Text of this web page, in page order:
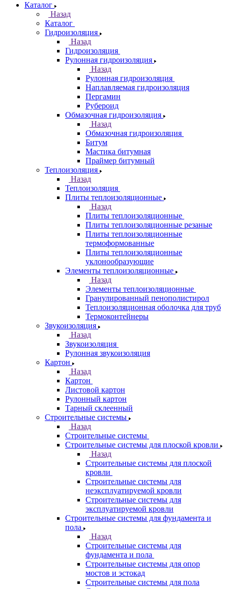
Каталог
Назад
Каталог
Гидроизоляция
Назад
Гидроизоляция
Рулонная гидроизоляция
Назад
Рулонная гидроизоляция
Наплавляемая гидроизоляция
Пергамин
Рубероид
Обмазочная гидроизоляция
Назад
Обмазочная гидроизоляция
Битум
Мастика битумная
Праймер битумный
Теплоизоляция
Назад
Теплоизоляция
Плиты теплоизоляционные
Назад
Плиты теплоизоляционные
Плиты теплоизоляционные резаные
Плиты теплоизоляционные
термоформованные
Плиты теплоизоляционные
уклонообразующие
Элементы теплоизоляционные
Назад
Элементы теплоизоляционные
Гранулированный пенополистирол
Теплоизоляционная оболочка для труб
Термоконтейнеры
Звукоизоляция
Назад
Звукоизоляция
Рулонная звукоизоляция
Картон
Назад
Картон
Листовой картон
Рулонный картон
Тарный склеенный
Строительные системы
Назад
Строительные системы
Строительные системы для плоской кровли
Назад
Строительные системы для плоской
кровли
Строительные системы для
неэксплуатируемой кровли
Строительные системы для
эксплуатируемой кровли
Строительные системы для фундамента и
пола
Назад
Строительные системы для
фундамента и пола
Строительные системы для опор
мостов и эстокад
Строительные системы для пола